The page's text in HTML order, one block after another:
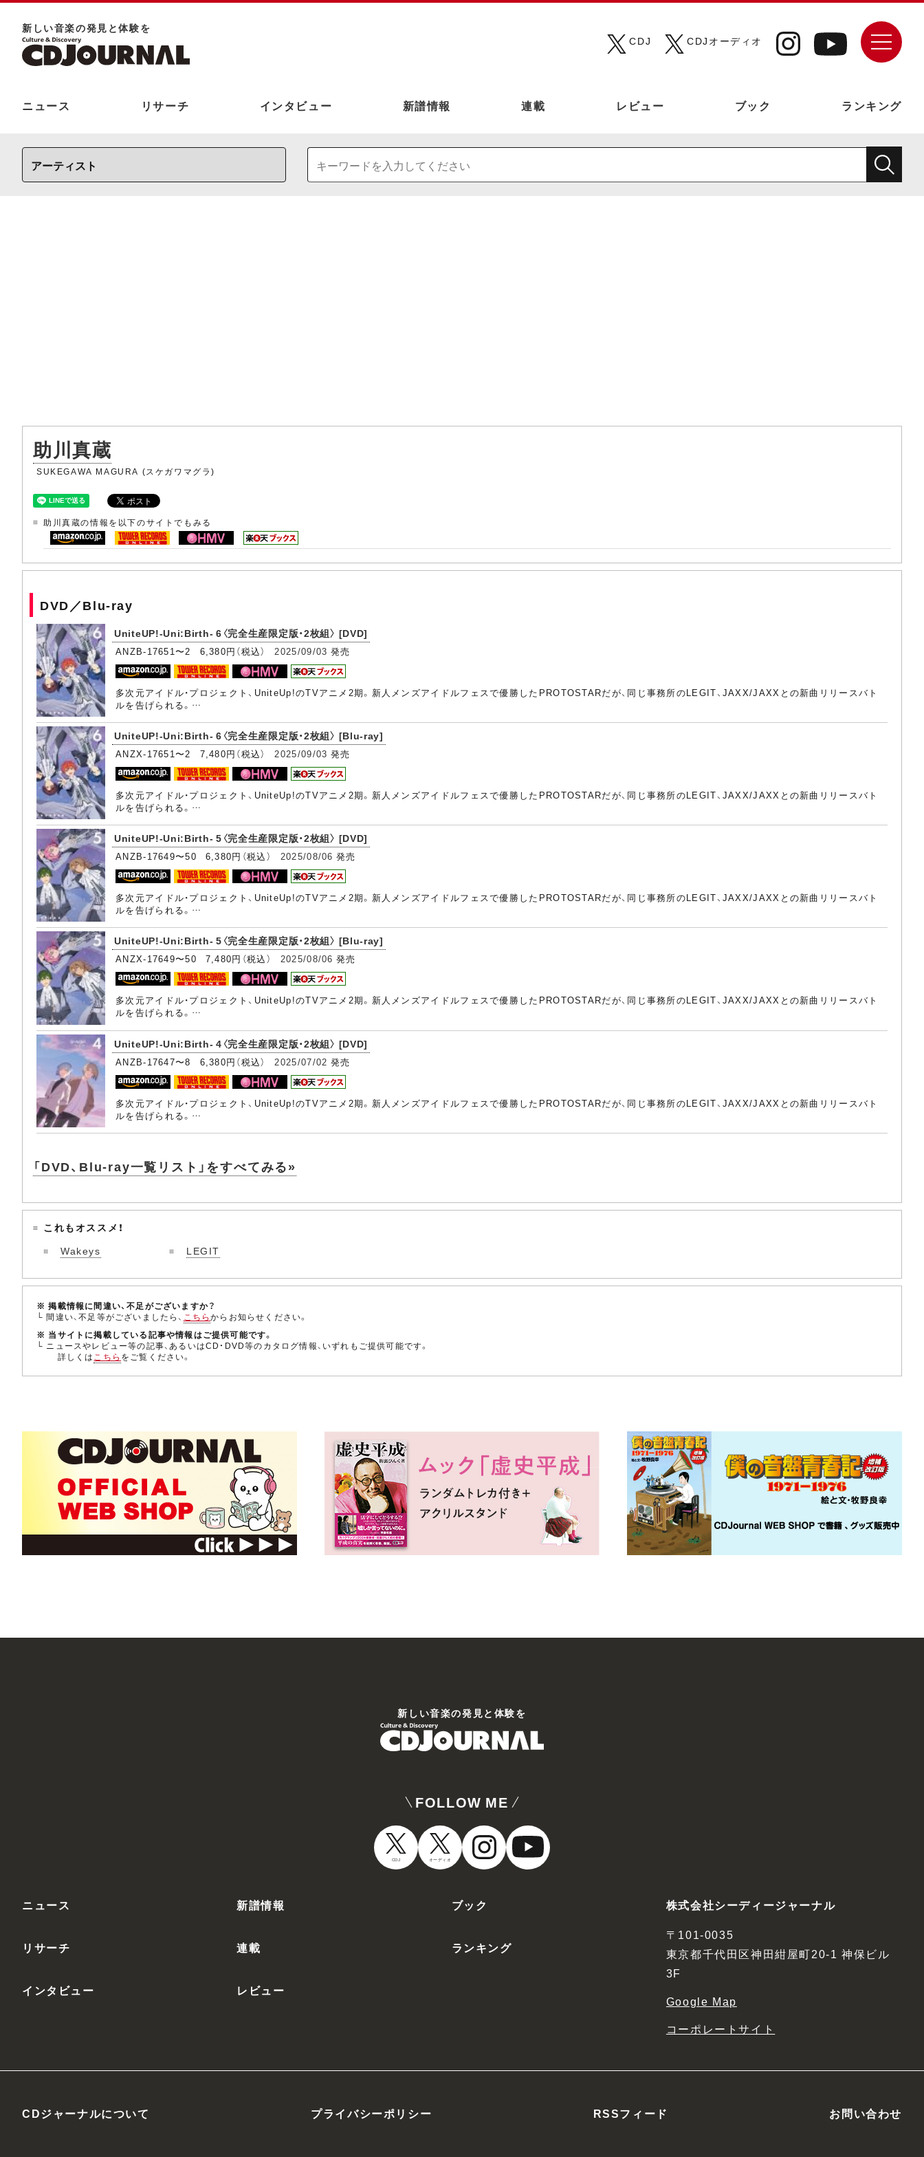
新しい⾳楽の発⾒と体験を
CDJ
CDJオーディオ
ニュース リサーチ インタビュー 新譜情報 連載 レビュー ブック ランキング
助川真蔵
SUKEGAWA MAGURA (スケガワマグラ)
助川真蔵の情報を以下のサイトでもみる
DVD／Blu-ray
UniteUP!-Uni:Birth- 6〈完全生産限定版・2枚組〉 [DVD]
ANZB-17651〜2 6,380円（税込）2025/09/03 発売
多次元アイドル・プロジェクト、UniteUp!のTVアニメ2期。新人メンズアイドルフェスで優勝したPROTOSTARだが、同じ事務所のLEGIT、JAXX/JAXXとの新曲リリースバト
ルを告げられる。…
UniteUP!-Uni:Birth- 6〈完全生産限定版・2枚組〉 [Blu-ray]
ANZX-17651〜2 7,480円（税込）2025/09/03 発売
多次元アイドル・プロジェクト、UniteUp!のTVアニメ2期。新人メンズアイドルフェスで優勝したPROTOSTARだが、同じ事務所のLEGIT、JAXX/JAXXとの新曲リリースバト
ルを告げられる。…
UniteUP!-Uni:Birth- 5〈完全生産限定版・2枚組〉 [DVD]
ANZB-17649〜50 6,380円（税込） 2025/08/06 発売
多次元アイドル・プロジェクト、UniteUp!のTVアニメ2期。新人メンズアイドルフェスで優勝したPROTOSTARだが、同じ事務所のLEGIT、JAXX/JAXXとの新曲リリースバト
ルを告げられる。…
UniteUP!-Uni:Birth- 5〈完全生産限定版・2枚組〉 [Blu-ray]
ANZX-17649〜50 7,480円（税込） 2025/08/06 発売
多次元アイドル・プロジェクト、UniteUp!のTVアニメ2期。新人メンズアイドルフェスで優勝したPROTOSTARだが、同じ事務所のLEGIT、JAXX/JAXXとの新曲リリースバト
ルを告げられる。…
UniteUP!-Uni:Birth- 4〈完全生産限定版・2枚組〉 [DVD]
ANZB-17647〜8 6,380円（税込） 2025/07/02 発売
多次元アイドル・プロジェクト、UniteUp!のTVアニメ2期。新人メンズアイドルフェスで優勝したPROTOSTARだが、同じ事務所のLEGIT、JAXX/JAXXとの新曲リリースバト
ルを告げられる。…
「DVD、Blu-ray一覧リスト」をすべてみる»
これもオススメ！
Wakeys
LEGIT
※ 掲載情報に間違い、不足がございますか？
└ 間違い、不足等がございましたら、 こちらからお知らせください。
※ 当サイトに掲載している記事や情報はご提供可能です。
└ ニュースやレビュー等の記事、あるいはCD・DVD等のカタログ情報、いずれもご提供可能です。
詳しくはこちら をご覧ください。
新しい⾳楽の発⾒と体験を
FOLLOW ME
CDJ オーディオ
ニュース 新譜情報 ブック
リサーチ 連載 ランキング
インタビュー レビュー
株式会社シーディージャーナル
〒101-0035
東京都千代田区神田紺屋町20-1 神保ビル
3F
Google Map
コーポレートサイト
CDジャーナルについて プライバシーポリシー RSSフィード お問い合わせ